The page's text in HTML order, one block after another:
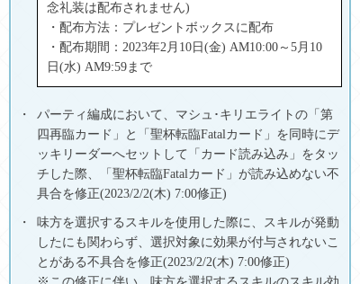
念礼装は配布されません)
・配布方法：プレゼントボックスに配布
・配布期間：2023年2月10日(金) AM10:00～5月10
日(水) AM9:59まで
パーティ編成において、マシュ･キリエライトの「第
四再臨カード」と「聖杯転臨Fatalカード」を同時にデ
ッキリーダーへセットして「カード読み込み」をタッ
チした際、「聖杯転臨Fatalカード」が読み込めない不
具合を修正(2023/2/2(木) 7:00修正)
味方を選択するスキルを使用した際に、スキルが発動
したにも関わらず、選択対象に効果が付与されないこ
とがある不具合を修正(2023/2/2(木) 7:00修正)